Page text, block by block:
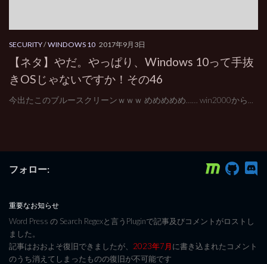
SECURITY/WINDOWS 10 2017年9月3日
【ネタ】やだ。やっぱり、Windows 10って手抜
きOSじゃないですか！その46
今出たこのブルースクリーンｗｗｗ めめめめめ…… win2000から...
フォロー:
重要なお知らせ
Word Press の Search Regexと言うPluginで記事及びコメントがロストし
ました。
記事はおおよそ復旧できましたが、 2023年7月に書き込まれたコメント
のうち消えてしまったものの復旧が不可能です